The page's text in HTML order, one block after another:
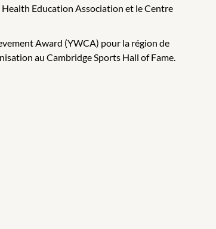
Health Education Association et le Centre
Award (YWCA) pour la région de
au Cambridge Sports Hall of Fame.